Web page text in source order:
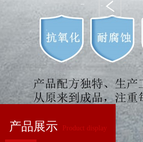
产品展示 Product display